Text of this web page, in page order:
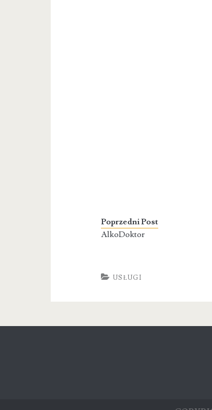
Poprzedni Post
AlkoDoktor
USŁUGI